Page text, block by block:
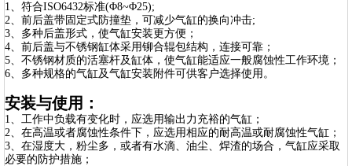
1、符合ISO6432标准(Φ8~Φ25);
2、前后盖带固定式防撞垫，可减少气缸的换向冲击;
3、多种后盖形式，使气缸安装更方便；
4、前后盖与不锈钢缸体采用铆合辊包结构，连接可靠；
5、不锈钢材质的活塞杆及缸体，使气缸能适应一般腐蚀性工作环境；
6、多种规格的气缸及气缸安装附件可供客户选择使用。
安装与使用：
1、工作中负载有变化时，应选用输出力充裕的气缸；
2、在高温或者腐蚀性条件下，应选用相应的耐高温或耐腐蚀性气缸；
3、在湿度大，粉尘多，或者有水滴、油尘、焊渣的场合，气缸应采取
必要的防护措施；